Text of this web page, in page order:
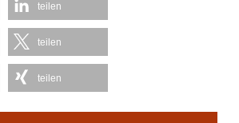
teilen
teilen
teilen